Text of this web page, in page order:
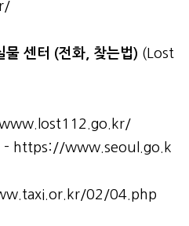
물 센터 (전화, 찾는법) (Lost
- https://www.seoul.go.k
02/04.php